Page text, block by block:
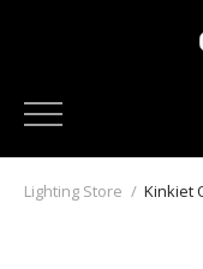
Lighting Store / Kinkiet